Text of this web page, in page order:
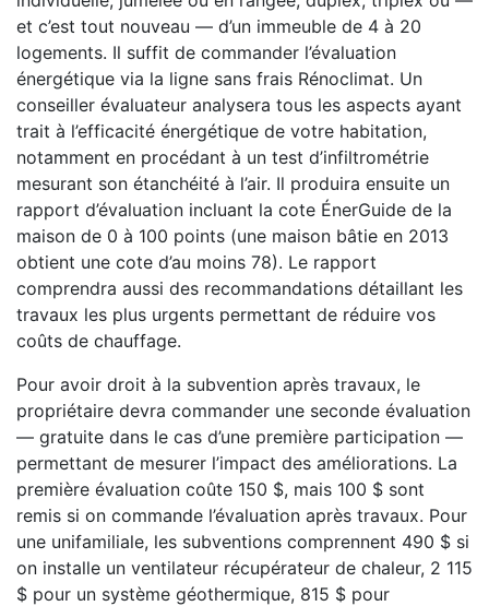
et c’est tout nouveau — d’un immeuble de 4 à 20
logements. Il suffit de commander l’évaluation
énergétique via la ligne sans frais Rénoclimat. Un
conseiller évaluateur analysera tous les aspects ayant
trait à l’efficacité énergétique de votre habitation,
notamment en procédant à un test d’infiltrométrie
mesurant son étanchéité à l’air. Il produira ensuite un
rapport d’évaluation incluant la cote ÉnerGuide de la
maison de 0 à 100 points (une maison bâtie en 2013
obtient une cote d’au moins 78). Le rapport
comprendra aussi des recommandations détaillant les
travaux les plus urgents permettant de réduire vos
coûts de chauffage.
Pour avoir droit à la subvention après travaux, le
propriétaire devra commander une seconde évaluation
— gratuite dans le cas d’une première participation —
permettant de mesurer l’impact des améliorations. La
première évaluation coûte 150 $, mais 100 $ sont
remis si on commande l’évaluation après travaux. Pour
une unifamiliale, les subventions comprennent 490 $ si
on installe un ventilateur récupérateur de chaleur, 2 115
$ pour un système géothermique, 815 $ pour